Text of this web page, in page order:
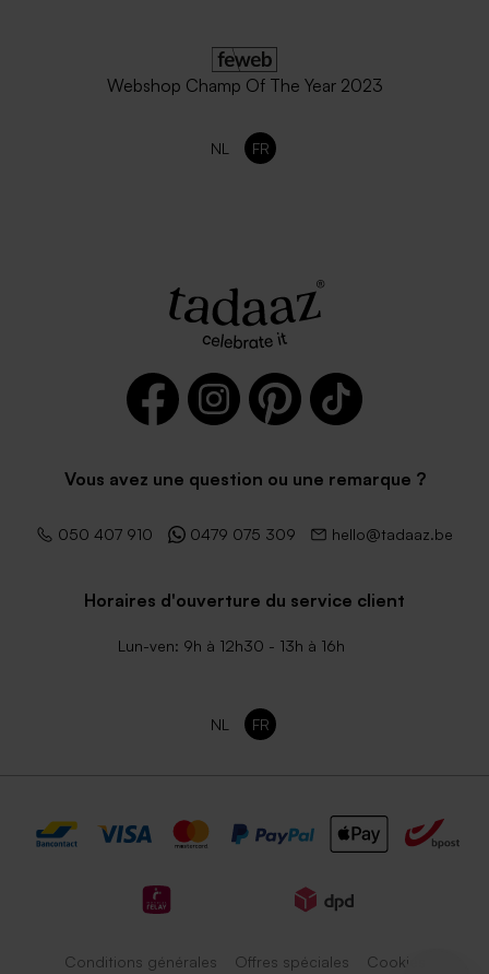
Webshop Champ Of The Year 2023
NL FR
Vous avez une question ou une remarque ?
050 407 910 0479 075 309 hello@tadaaz.be
Horaires d'ouverture du service client
Lun-ven: 9h à 12h30 - 13h à 16h
NL FR
Conditions générales Offres spéciales Cookies